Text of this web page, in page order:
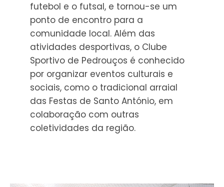
futebol e o futsal, e tornou-se um
ponto de encontro para a
comunidade local. Além das
atividades desportivas, o Clube
Sportivo de Pedrouços é conhecido
por organizar eventos culturais e
sociais, como o tradicional arraial
das Festas de Santo António, em
colaboração com outras
coletividades da região.